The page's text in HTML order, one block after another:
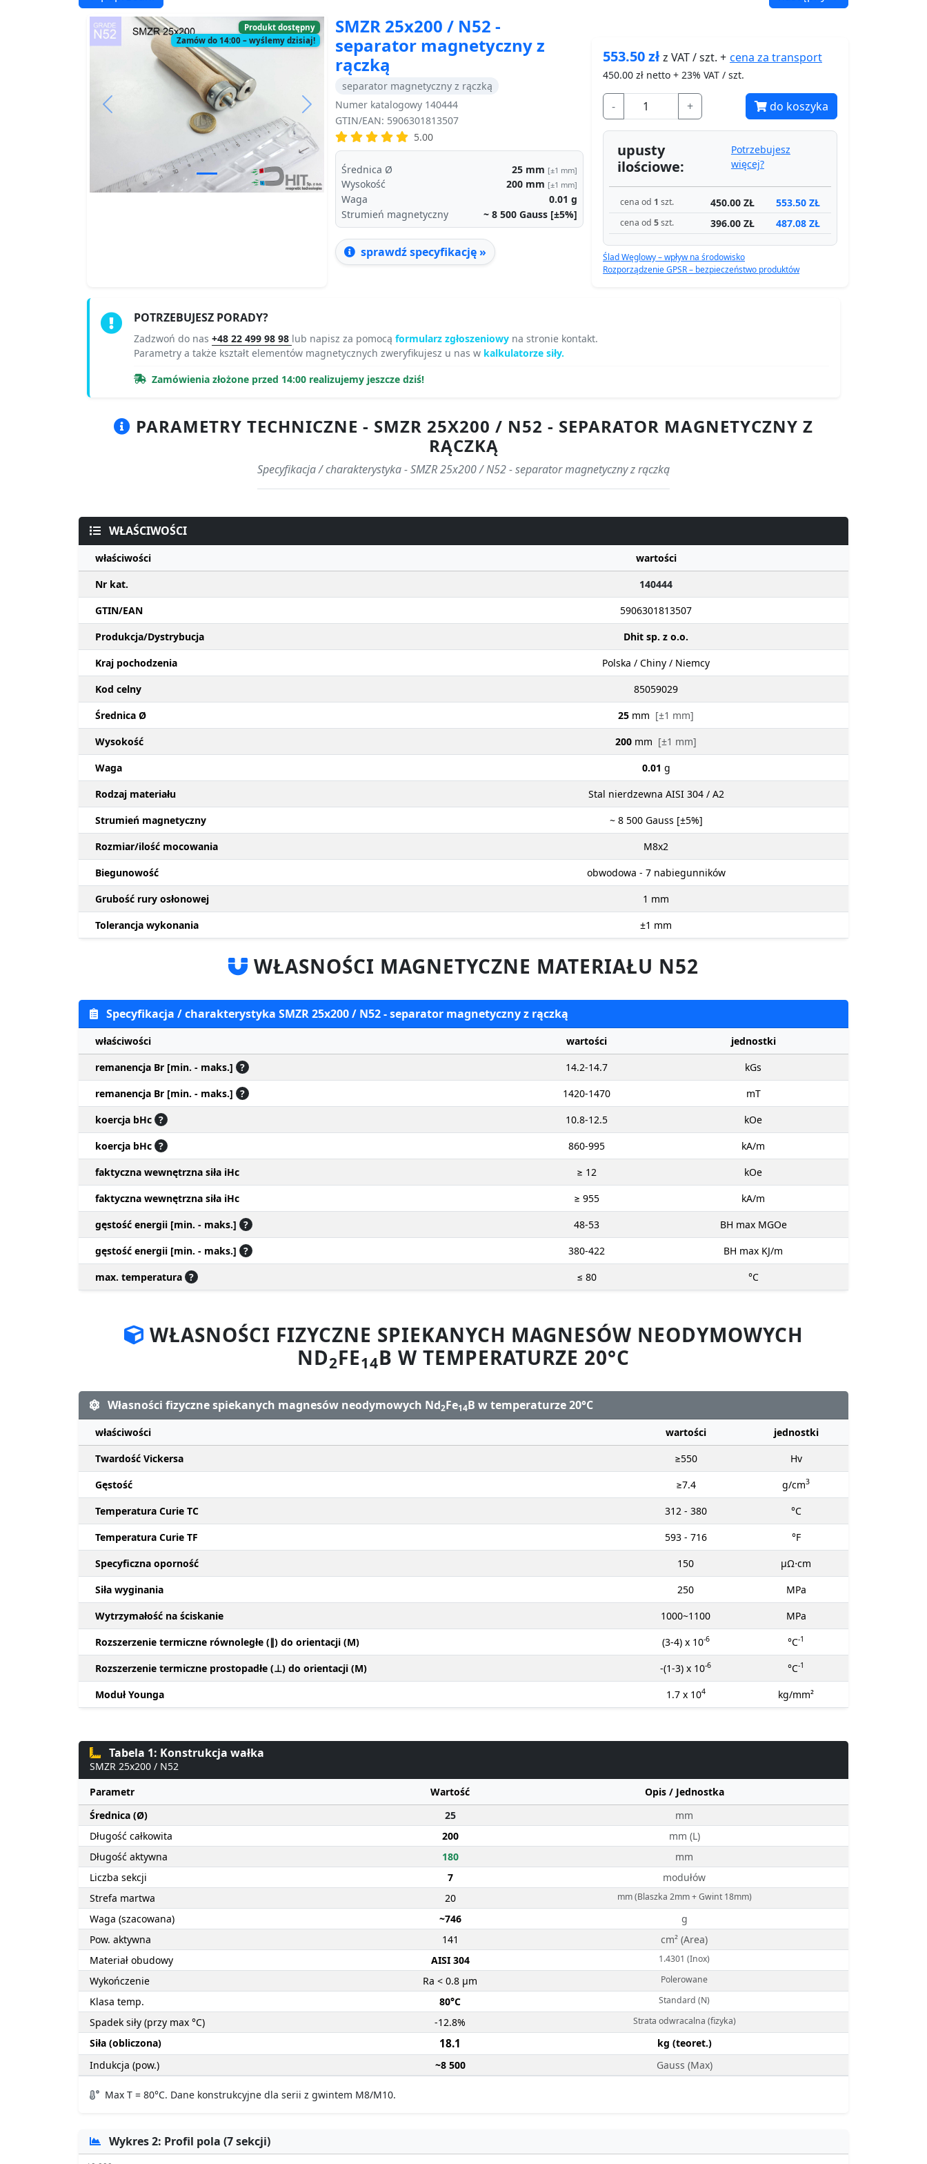
Produkt dostępny
Zamów do 14:00 – wyślemy dzisiaj!
Previous Next
SMZR 25x200 / N52 -
separator magnetyczny z
rączką
separator magnetyczny z rączką
Numer katalogowy 140444
GTIN/EAN: 5906301813507
5.00
Średnica Ø 25 mm [±1 mm]
Wysokość 200 mm [±1 mm]
Waga 0.01 g
Strumień magnetyczny
~ 8 500 Gauss [±5%]
sprawdź specyfikację »
553.50złz VAT / szt. + cena za transport
450.00 zł netto + 23% VAT / szt.
- + do koszyka
upusty
ilościowe:
Potrzebujesz
więcej?
cena od 1 szt. 450.00 ZŁ 553.50 ZŁ
cena od 5szt. 396.00 ZŁ 487.08 ZŁ
Ślad Węglowy – wpływ na środowisko
Rozporządzenie GPSR – bezpieczeństwo produktów
POTRZEBUJESZ PORADY?
Zadzwoń do nas +48 22 499 98 98 lub napisz za pomocą formularz zgłoszeniowy na stronie kontakt.
Parametry a także kształt elementów magnetycznych zweryfikujesz u nas w kalkulatorze siły.
Zamówienia złożone przed 14:00 realizujemy jeszcze dziś!
PARAMETRY TECHNICZNE - SMZR 25X200 / N52 - SEPARATOR MAGNETYCZNY Z
RĄCZKĄ
Specyfikacja / charakterystyka - SMZR 25x200 / N52 - separator magnetyczny z rączką
WŁAŚCIWOŚCI
właściwości
wartości
Nr kat.
140444
GTIN/EAN
5906301813507
Produkcja/Dystrybucja
Dhit sp. z o.o.
Kraj pochodzenia
Polska / Chiny / Niemcy
Kod celny
85059029
Średnica Ø
25 mm [±1 mm]
Wysokość
200 mm [±1 mm]
Waga
0.01 g
Rodzaj materiału
Stal nierdzewna AISI 304 / A2
Strumień magnetyczny
~ 8 500 Gauss [±5%]
Rozmiar/ilość mocowania
M8x2
Biegunowość
obwodowa - 7 nabiegunników
Grubość rury osłonowej
1 mm
Tolerancja wykonania
±1 mm
WŁASNOŚCI MAGNETYCZNE MATERIAŁU N52
Specyfikacja / charakterystyka SMZR 25x200 / N52 - separator magnetyczny z rączką
właściwości wartości
jednostki
remanencja Br [min. - maks.] ? 14.2-14.7
kGs
remanencja Br [min. - maks.] ? 1420-1470
mT
koercja bHc ? 10.8-12.5
kOe
koercja bHc ? 860-995
kA/m
faktyczna wewnętrzna siła iHc
≥ 12
kOe
faktyczna wewnętrzna siła iHc
≥ 955
kA/m
gęstość energii [min. - maks.] ? 48-53
BH max MGOe
gęstość energii [min. - maks.] ? 380-422
BH max KJ/m
max. temperatura ? ≤ 80 °C
WŁASNOŚCI FIZYCZNE SPIEKANYCH MAGNESÓW NEODYMOWYCH
ND2FE14B W TEMPERATURZE 20°C
Własności fizyczne spiekanych magnesów neodymowych Nd2Fe14B w temperaturze 20°C
właściwości wartości
jednostki
Twardość Vickersa
≥550
Hv
Gęstość
≥7.4 g/cm3
Temperatura Curie TC 312 - 380
°C
Temperatura Curie TF
593 - 716
°F
Specyficzna oporność
150
μΩ⋅cm
Siła wyginania
250
MPa
Wytrzymałość na ściskanie
1000~1100
MPa
Rozszerzenie termiczne równoległe (∥) do orientacji (M)
(3-4) x 10-6 °C-1
Rozszerzenie termiczne prostopadłe (⊥) do orientacji (M) -(1-3) x 10-6 °C-1
Moduł Younga 1.7 x 104 kg/mm²
Tabela 1: Konstrukcja wałka
SMZR 25x200 / N52
Parametr
Wartość
Opis / Jednostka
Średnica (Ø)
25
mm
Długość całkowita
200
mm (L)
Długość aktywna
180
mm
Liczba sekcji
7
modułów
Strefa martwa
20 mm (Blaszka 2mm + Gwint 18mm)
Waga (szacowana) ~746
g
Pow. aktywna
141
cm² (Area)
Materiał obudowy
AISI 304 1.4301 (Inox)
Wykończenie Ra < 0.8 µm Polerowane
Klasa temp. 80°C Standard (N)
Spadek siły (przy max °C) -12.8% Strata odwracalna (fizyka)
Siła (obliczona) 18.1
kg (teoret.)
Indukcja (pow.)
~8 500 Gauss (Max)
Max T = 80°C. Dane konstrukcyjne dla serii z gwintem M8/M10.
Wykres 2: Profil pola (7 sekcji)